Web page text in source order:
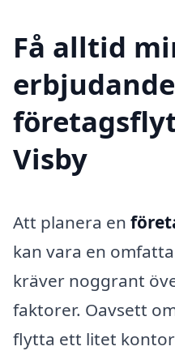
Få alltid
Visby
Att planera en
kan vara en
kräver noggrant
faktorer. Oavsett
flytta ett litet